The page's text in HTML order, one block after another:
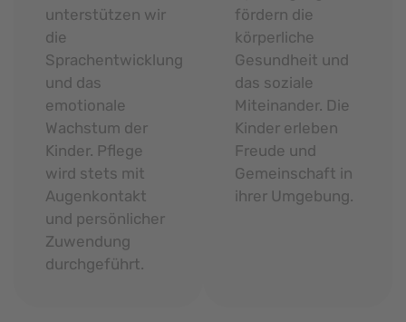
unterstützen wir
die
Sprachentwicklung
und das
emotionale
Wachstum der
Kinder. Pflege
wird stets mit
Augenkontakt
und persönlicher
Zuwendung
durchgeführt.
fördern die
körperliche
Gesundheit und
das soziale
Miteinander. Die
Kinder erleben
Freude und
Gemeinschaft in
ihrer Umgebung.